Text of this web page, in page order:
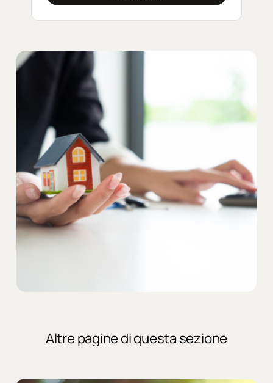
Altrepaginediquestasezione